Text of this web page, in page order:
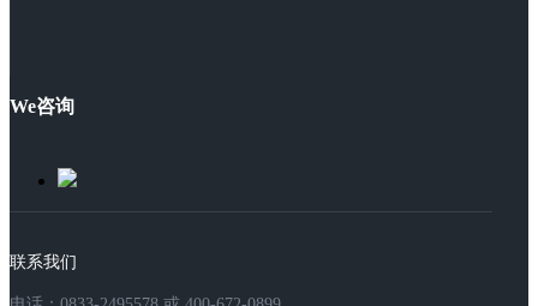
We咨询
联系我们